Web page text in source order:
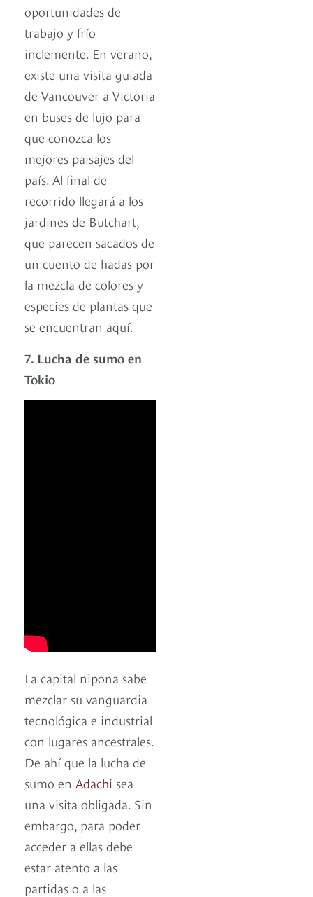
oportunidades de
trabajo y frío
inclemente. En verano,
existe una visita guiada
de Vancouver a Victoria
en buses de lujo para
que conozca los
mejores paisajes del
país. Al final de
recorrido llegará a los
jardines de Butchart,
que parecen sacados de
un cuento de hadas por
la mezcla de colores y
especies de plantas que
se encuentran aquí.
7. Lucha de sumo en
Tokio
La capital nipona sabe
mezclar su vanguardia
tecnológica e industrial
con lugares ancestrales.
De ahí que la lucha de
sumo en Adachi sea
una visita obligada. Sin
embargo, para poder
acceder a ellas debe
estar atento a las
partidas o a las